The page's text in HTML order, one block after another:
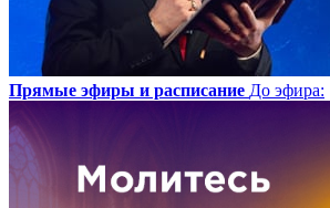
Прямые эфиры и расписание До эфира: